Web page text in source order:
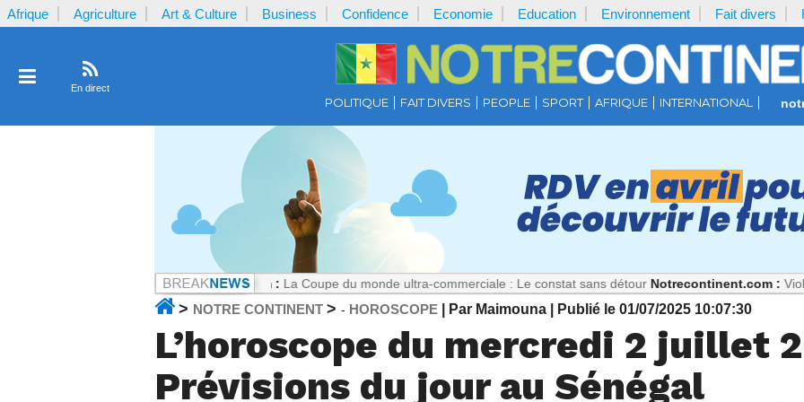
Afrique Agriculture Art & Culture Business Confidence Economie Education Environnement Fait divers
En direct
POLITIQUE FAIT DIVERS PEOPLE SPORT AFRIQUE INTERNATIONAL
Notrecontinent.com : La Coupe du monde ultra-commerciale : Le constat sans détour Notrecontinent.com : Viol présumé :
> NOTRE CONTINENT > - HOROSCOPE | Par Maimouna | Publié le 01/07/2025 10:07:30
L’horoscope du mercredi 2 juillet
Prévisions du jour au Sénégal